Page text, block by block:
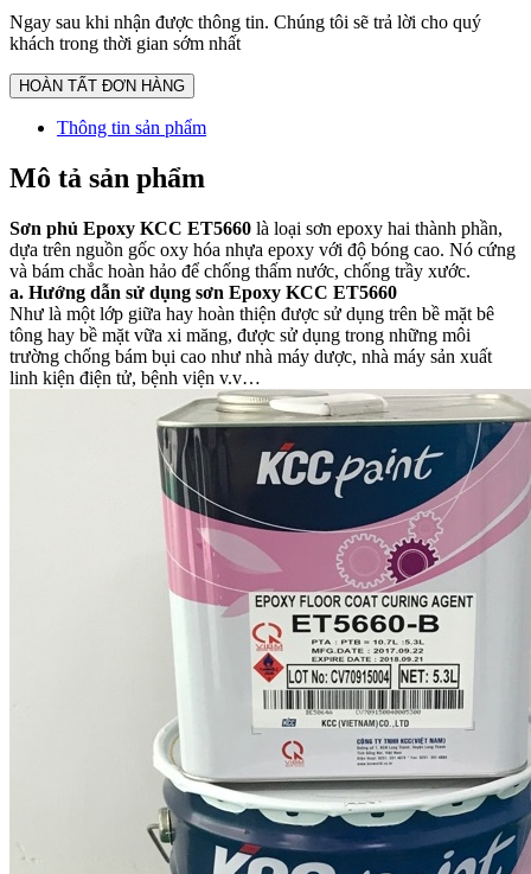
Ngay sau khi nhận được thông tin. Chúng tôi sẽ trả lời cho quý
khách trong thời gian sớm nhất
Thông tin sản phẩm
Mô tả sản phẩm
Sơn phủ Epoxy KCC ET5660 là loại sơn epoxy hai thành phần,
dựa trên nguồn gốc oxy hóa nhựa epoxy với độ bóng cao. Nó cứng
và bám chắc hoàn hảo để chống thấm nước, chống trầy xước.
a. Hướng dẫn sử dụng sơn Epoxy KCC ET5660
Như là một lớp giữa hay hoàn thiện được sử dụng trên bề mặt bê
tông hay bề mặt vữa xi măng, được sử dụng trong những môi
trường chống bám bụi cao như nhà máy dược, nhà máy sản xuất
linh kiện điện tử, bệnh viện v.v…